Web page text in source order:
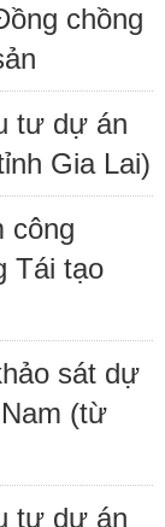
chồng
tư dự án
Gia Lai)
công
Tái tạo
sát dự
(từ
tư dự án